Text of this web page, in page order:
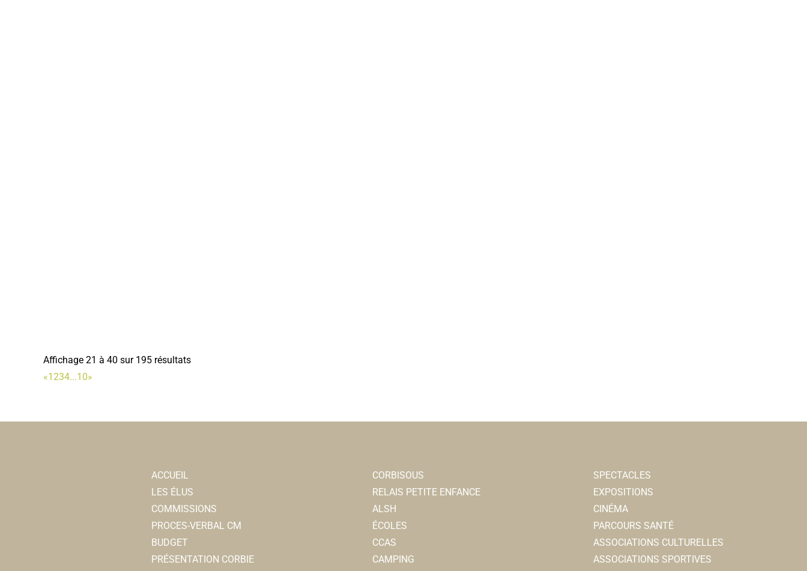
Affichage 21 à 40 sur 195 résultats
«1234...10»
ACCUEIL
LES ÉLUS
COMMISSIONS
PROCES-VERBAL CM
BUDGET
PRÉSENTATION CORBIE
CORBISOUS
RELAIS PETITE ENFANCE
ALSH
ÉCOLES
CCAS
CAMPING
SPECTACLES
EXPOSITIONS
CINÉMA
PARCOURS SANTÉ
ASSOCIATIONS CULTURELLES
ASSOCIATIONS SPORTIVES